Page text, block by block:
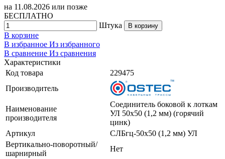
на 11.08.2026 или позже
БЕСПЛАТНО
Штука
В корзину
В корзине
В избранное Из избранного
В сравнение Из сравнения
Характеристики
Код товара
229475
Производитель
Наименование
производителя
Соединитель боковой к лоткам
УЛ 50х50 (1,2 мм) (горячий
цинк)
Артикул
СЛБгц-50х50 (1,2 мм) УЛ
Вертикально-поворотный/
шарнирный
Нет